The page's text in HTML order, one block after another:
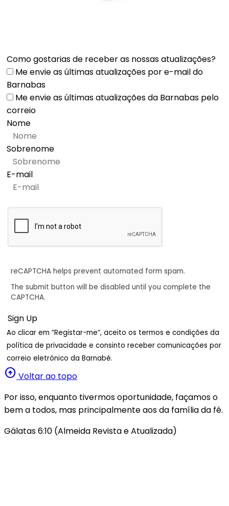
Como gostarias de receber as nossas atualizações?
Me envie as últimas atualizações por e-mail do
Barnabas
Me envie as últimas atualizações da Barnabas pelo
correio
Nome
Sobrenome
E-mail
reCAPTCHA helps prevent automated form spam.
The submit button will be disabled until you complete the
CAPTCHA.
Ao clicar em “Registar-me”, aceito os termos e condições da
política de privacidade e consinto receber comunicações por
correio eletrónico da Barnabé.
arrow_circle_up Voltar ao topo
Por isso, enquanto tivermos oportunidade, façamos o
bem a todos, mas principalmente aos da família da fé.
Gálatas 6:10 (Almeida Revista e Atualizada)